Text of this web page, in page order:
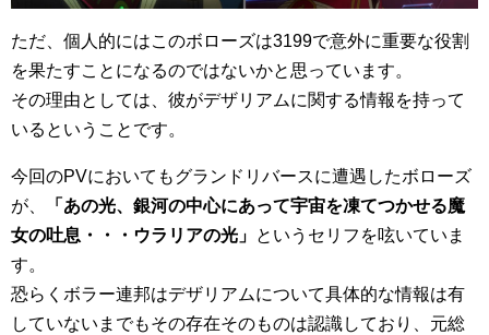
ただ、個人的にはこのボローズは3199で意外に重要な役割
を果たすことになるのではないかと思っています。
その理由としては、彼がデザリアムに関する情報を持って
いるということです。
今回のPVにおいてもグランドリバースに遭遇したボローズ
が、
「あの光、銀河の中心にあって宇宙を凍てつかせる魔
女の吐息・・・ウラリアの光」 というセリフを呟いていま
す。
恐らくボラー連邦はデザリアムについて具体的な情報は有
していないまでもその存在そのものは認識しており、元総